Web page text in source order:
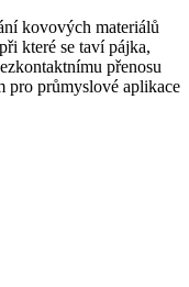
kovových materiálů
které se taví pájka,
přenosu
pro průmyslové aplikace